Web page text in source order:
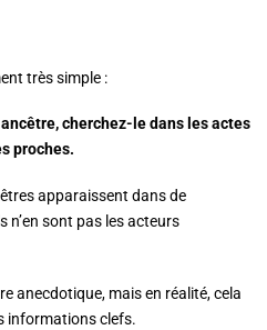
très simple :
cherchez-le dans les actes
proches.
apparaissent dans de
n’en sont pas les acteurs
anecdotique, mais en réalité, cela
informations clefs.